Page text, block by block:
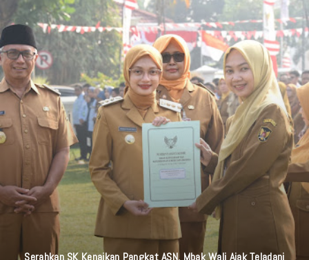
KAI Daop 7 Madiun Kembali Salurkan Bantuan TJSL Senilai